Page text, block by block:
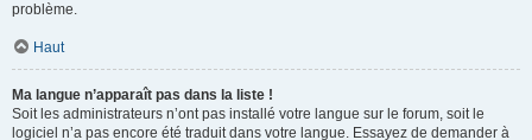
problème.
Haut
Ma langue n’apparaît pas dans la liste !
Soit les administrateurs n’ont pas installé votre langue sur le forum, soit le
logiciel n’a pas encore été traduit dans votre langue. Essayez de demander à